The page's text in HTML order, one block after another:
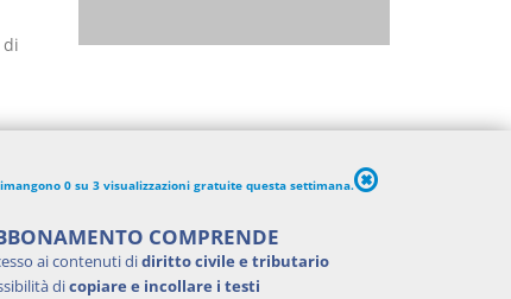
di
0 su 3 visualizzazioni gratuite questa settimana.
COMPRENDE
ai contenuti didiritto civile e tributario
dicopiare e incollare i testi